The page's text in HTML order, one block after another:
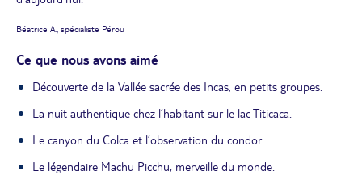
Béatrice A., spécialiste Pérou
Ce que nous avons aimé
Découverte de la Vallée sacrée des Incas, en petits groupes.
La nuit authentique chez l’habitant sur le lac Titicaca.
Le canyon du Colca et l’observation du condor.
Le légendaire Machu Picchu, merveille du monde.